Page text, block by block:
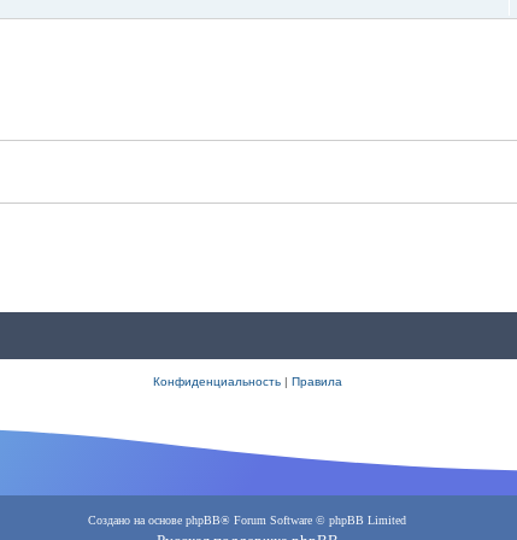
Конфиденциальность| Правила
Создано на основе phpBB® Forum Software © phpBB Limited